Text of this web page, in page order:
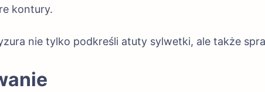
kontury.
nie tylko podkreśli atuty sylwetki, ale także